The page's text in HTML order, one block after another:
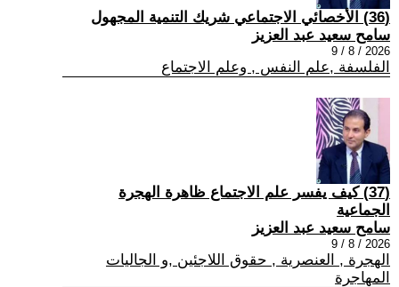
(36) الأخصائي الاجتماعي شريك التنمية المجهول
سامح سعيد عبد العزيز
2026 / 8 / 9
الفلسفة ,علم النفس , وعلم الاجتماع
(37) كيف يفسر علم الاجتماع ظاهرة الهجرة
الجماعية
سامح سعيد عبد العزيز
2026 / 8 / 9
الهجرة , العنصرية , حقوق اللاجئين ,و الجاليات
المهاجرة